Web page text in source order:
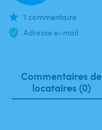
1 commentaire
Adresse e-mail
Commentaires de
locataires (0)